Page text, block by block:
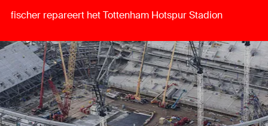
fischer repareert het Tottenham Hotspur Stadion